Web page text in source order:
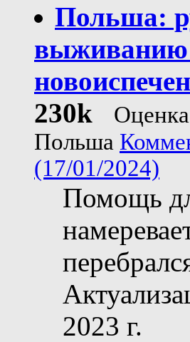
Польша:
выживанию
230k
Польша
(17/01/2024)
Помощь
2023 г.